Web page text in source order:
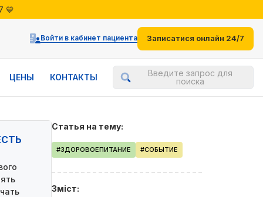
💙
Войти в кабинет пациента Записатися онлайн 24/7
ЦЕНЫ КОНТАКТЫ
Введите запрос для
поиска
Статья на тему:
#ЗДОРОВОЕПИТАНИЕ #СОБЫТИЕ
Зміст: